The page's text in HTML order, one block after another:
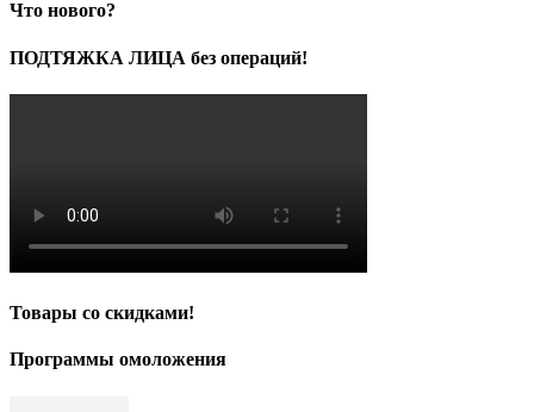
Что нового?
ПОДТЯЖКА ЛИЦА без операций!
Товары со скидками!
Программы омоложения